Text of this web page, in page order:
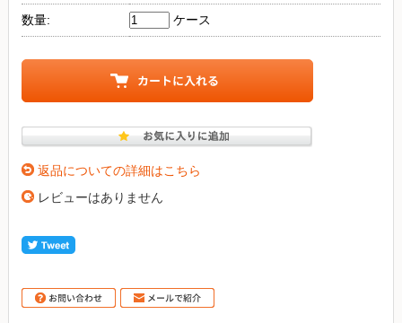
数量: ケース
返品についての詳細はこちら
レビューはありません